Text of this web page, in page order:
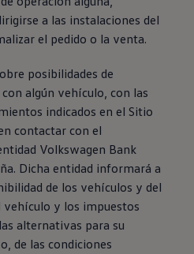
a las instalaciones del
el pedido o la venta.
posibilidades de
algún vehículo, con las
indicados en el Sitio
contactar con el
Volkswagen Bank
Dicha entidad informará a
de los vehículos y del
y los impuestos
alternativas para su
de las condiciones